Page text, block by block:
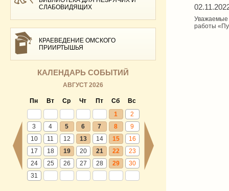
СЛАБОВИДЯЩИХ
КРАЕВЕДЕНИЕ ОМСКОГО
ПРИИРТЫШЬЯ
КАЛЕНДАРЬ СОБЫТИЙ
АВГУСТ 2026
Пн Вт Ср Чт Пт Сб
Вс
1
2
3
4 5 6 7 8
9
10
11 12 13 14 15
16
17
18 19 20 21 22
23
24
25 26 27 28 29
30
31
Уважаемые
работы